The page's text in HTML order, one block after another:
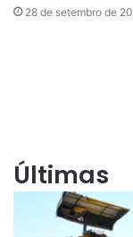
28 de setembro de
Últimas